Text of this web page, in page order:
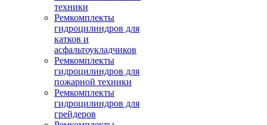
техники
Ремкомплекты
гидроцилиндров для
катков и
асфальтоукладчиков
Ремкомплекты
гидроцилиндров для
пожарной техники
Ремкомплекты
гидроцилиндров для
грейдеров